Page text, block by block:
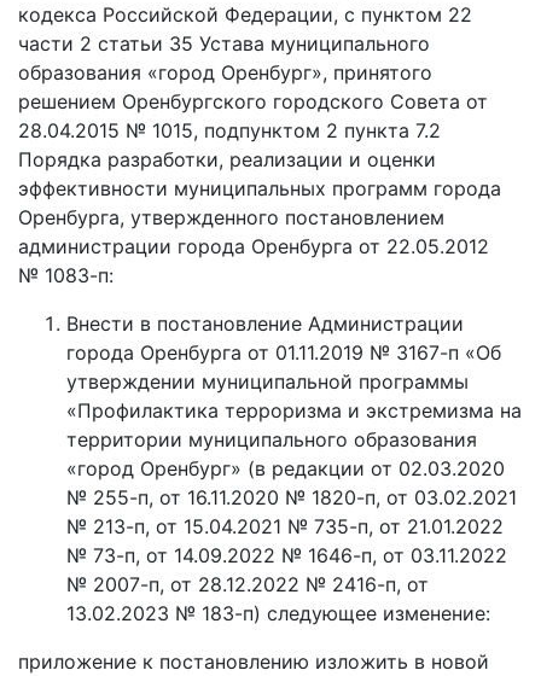
кодекса Российской Федерации, с пунктом 22
части 2 статьи 35 Устава муниципального
образования «город Оренбург», принятого
решением Оренбургского городского Совета от
28.04.2015 № 1015, подпунктом 2 пункта 7.2
Порядка разработки, реализации и оценки
эффективности муниципальных программ города
Оренбурга, утвержденного постановлением
администрации города Оренбурга от 22.05.2012
№ 1083-п:
Внести в постановление Администрации
города Оренбурга от 01.11.2019 № 3167-п «Об
утверждении муниципальной программы
«Профилактика терроризма и экстремизма на
территории муниципального образования
«город Оренбург» (в редакции от 02.03.2020
№ 255-п, от 16.11.2020 № 1820-п, от 03.02.2021
№ 213-п, от 15.04.2021 № 735-п, от 21.01.2022
№ 73-п, от 14.09.2022 № 1646-п, от 03.11.2022
№ 2007-п, от 28.12.2022 № 2416-п, от
13.02.2023 № 183-п) следующее изменение:
приложение к постановлению изложить в новой